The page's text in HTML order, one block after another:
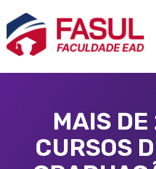
MAIS
CURSOS